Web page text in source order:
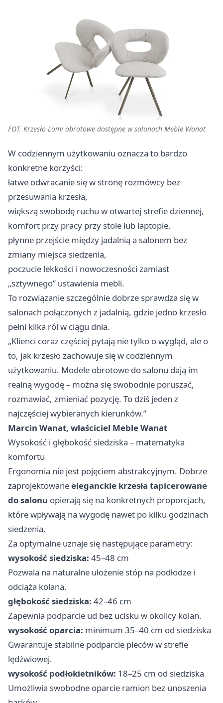
FOT. Krzesło Lomi obrotowe dostępne w salonach Meble Wanat
W codziennym użytkowaniu oznacza to bardzo
konkretne korzyści:
łatwe odwracanie się w stronę rozmówcy bez
przesuwania krzesła,
większą swobodę ruchu w otwartej strefie dziennej,
komfort przy pracy przy stole lub laptopie,
płynne przejście między jadalnią a salonem bez
zmiany miejsca siedzenia,
poczucie lekkości i nowoczesności zamiast
„sztywnego” ustawienia mebli.
To rozwiązanie szczególnie dobrze sprawdza się w
salonach połączonych z jadalnią, gdzie jedno krzesło
pełni kilka ról w ciągu dnia.
„Klienci coraz częściej pytają nie tylko o wygląd, ale o
to, jak krzesło zachowuje się w codziennym
użytkowaniu. Modele obrotowe do salonu dają im
realną wygodę – można się swobodnie poruszać,
rozmawiać, zmieniać pozycję. To dziś jeden z
najczęściej wybieranych kierunków.”
Marcin Wanat, właściciel Meble Wanat
Wysokość i głębokość siedziska – matematyka
komfortu
Ergonomia nie jest pojęciem abstrakcyjnym. Dobrze
zaprojektowaneeleganckie krzesła tapicerowane
do salonu opierają się na konkretnych proporcjach,
które wpływają na wygodę nawet po kilku godzinach
siedzenia.
Za optymalne uznaje się następujące parametry:
wysokość siedziska: 45–48 cm
Pozwala na naturalne ułożenie stóp na podłodze i
odciąża kolana.
głębokość siedziska: 42–46 cm
Zapewnia podparcie ud bez ucisku w okolicy kolan.
wysokość oparcia: minimum 35–40 cm od siedziska
Gwarantuje stabilne podparcie pleców w strefie
lędźwiowej.
wysokość podłokietników: 18–25 cm od siedziska
Umożliwia swobodne oparcie ramion bez unoszenia